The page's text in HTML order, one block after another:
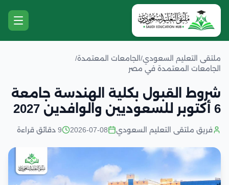
ملتقى التعليم السعودي/ الجامعات المعتمدة/
الجامعات المعتمدة في مصر
شروط القبول بكلية الهندسة جامعة
6 أكتوبر للسعوديين والوافدين 2027
فريق ملتقى التعليم السعودي 2026-07-08 9 دقائق قراءة